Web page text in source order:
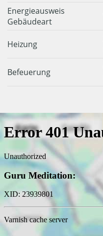
Energieausweis
Gebäudeart
Heizung
Befeuerung